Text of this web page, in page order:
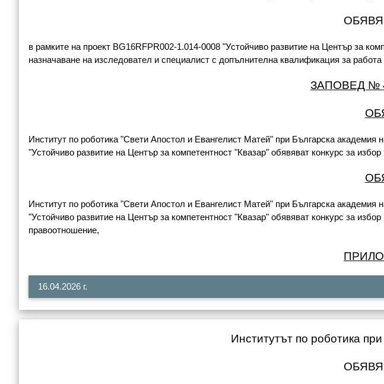
в рамките на проект BG16RFPR002-1.014-0008 "Устойчиво развитие на Център за
назначаване на изследовател и специалист с допълнителна квалификация за работа
ЗАПОВЕД №
Институт по роботика "Свети Апостол и Евангелист Матей" при Българска
"Устойчиво развитие на Център за компетентност "Квазар" обявяват конкурс за
Институт по роботика "Свети Апостол и Евангелист Матей" при Българска
"Устойчиво развитие на Център за компетентност "Квазар" обявяват конкурс за
правоотношение,
16.04.2026 г.
Институтът по роботика